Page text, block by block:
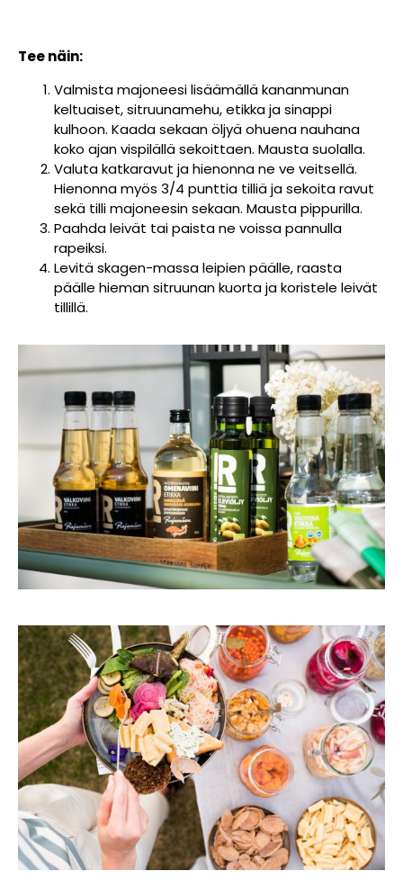
Tee näin:
Valmista majoneesi lisäämällä kananmunan
keltuaiset, sitruunamehu, etikka ja sinappi
kulhoon. Kaada sekaan öljyä ohuena nauhana
koko ajan vispilällä sekoittaen. Mausta suolalla.
Valuta katkaravut ja hienonna ne ve veitsellä.
Hienonna myös 3/4 punttia tilliä ja sekoita ravut
sekä tilli majoneesin sekaan. Mausta pippurilla.
Paahda leivät tai paista ne voissa pannulla
rapeiksi.
Levitä skagen-massa leipien päälle, raasta
päälle hieman sitruunan kuorta ja koristele leivät
tillillä.